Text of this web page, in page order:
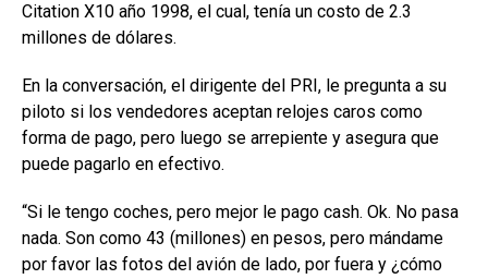
Citation X10 año 1998, el cual, tenía un costo de 2.3
millones de dólares.
En la conversación, el dirigente del PRI, le pregunta a su
piloto si los vendedores aceptan relojes caros como
forma de pago, pero luego se arrepiente y asegura que
puede pagarlo en efectivo.
“Si le tengo coches, pero mejor le pago cash. Ok. No pasa
nada. Son como 43 (millones) en pesos, pero mándame
por favor las fotos del avión de lado, por fuera y ¿cómo